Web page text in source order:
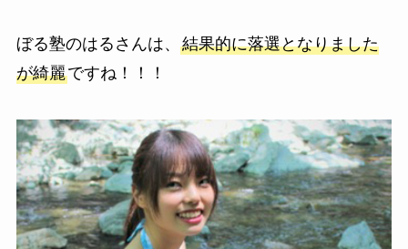
ぼる塾のはるさんは、 結果的に落選となりました
が綺麗ですね！！！